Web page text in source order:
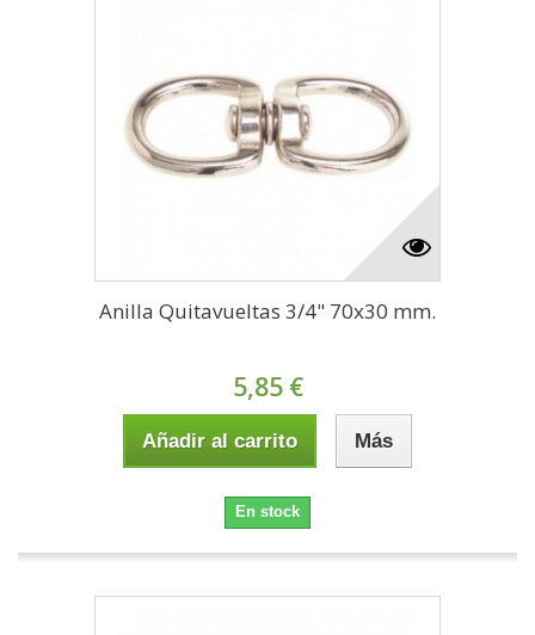
Anilla Quitavueltas 3/4" 70x30 mm.
5,85 €
Añadir al carrito Más
En stock